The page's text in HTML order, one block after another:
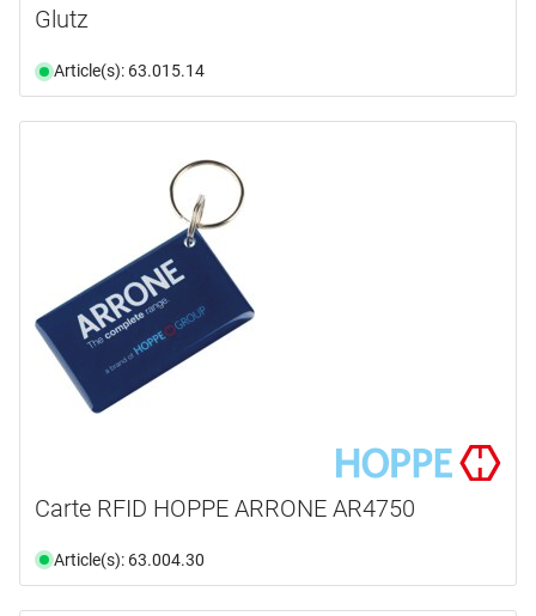
Glutz
Article(s): 63.015.14
Carte RFID HOPPE ARRONE AR4750
Article(s): 63.004.30